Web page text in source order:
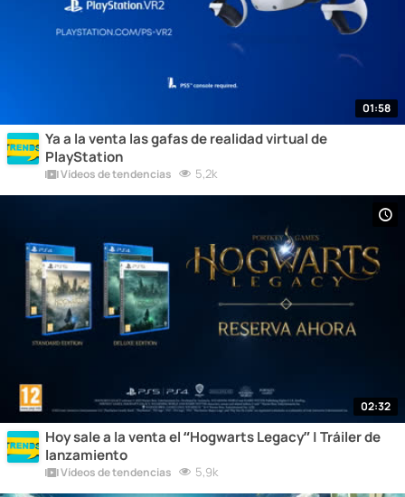
01:58
Ya a la venta las gafas de realidad virtual de
PlayStation
Vídeos de tendencias 5,2k
02:32
Hoy sale a la venta el “Hogwarts Legacy” | Tráiler de
lanzamiento
Vídeos de tendencias 5,9k